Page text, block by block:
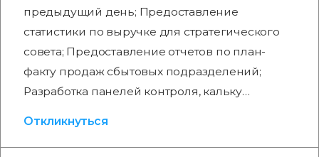
предыдущий день; Предоставление
статистики по выручке для стратегического
совета; Предоставление отчетов по план-
факту продаж сбытовых подразделений;
Разработка панелей контроля, кальку…
Откликнуться